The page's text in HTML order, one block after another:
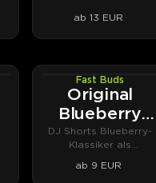
Aprikosenmarmelade.
ab 13 EUR
AUTOFEMFast Buds
Original
Blueberry
Auto
DJ Shorts Blueberry-
Klassiker als
ab 9 EUR